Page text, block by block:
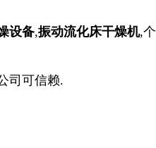
设备,振动流化床干燥机,个
司可信赖.